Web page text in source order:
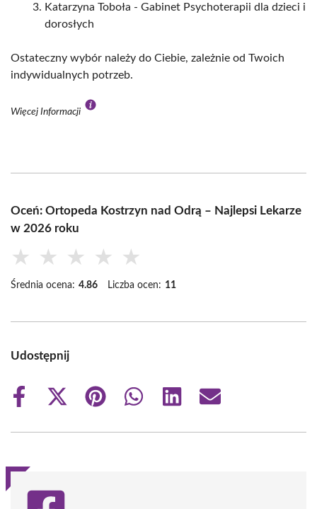
Katarzyna Toboła - Gabinet Psychoterapii dla dzieci i
dorosłych
Ostateczny wybór należy do Ciebie, zależnie od Twoich
indywidualnych potrzeb.
Więcej Informacji
Oceń: Ortopeda Kostrzyn nad Odrą – Najlepsi Lekarze
w 2026 roku
★ ★ ★ ★ ★
Średnia ocena: 4.86 Liczba ocen: 11
Udostępnij
Share
Share
(Twitter)
Share
Share
Share
Share